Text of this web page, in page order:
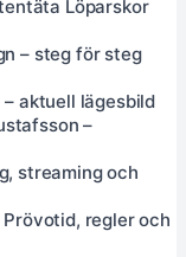
Löparskor
– steg för steg
aktuell lägesbild
–
streaming och
regler och